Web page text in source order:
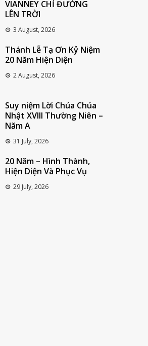
VIANNEY CHỈ ĐƯỜNG
LÊN TRỜI
3 August, 2026
Thánh Lễ Tạ Ơn Kỷ Niệm
20 Năm Hiện Diện
2 August, 2026
Suy niệm Lời Chúa Chúa
Nhật XVIII Thường Niên –
Năm A
31 July, 2026
20 Năm – Hình Thành,
Hiện Diện Và Phục Vụ
29 July, 2026